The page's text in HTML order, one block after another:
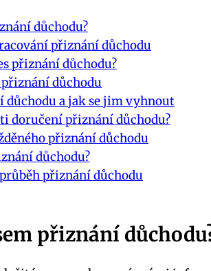
důchodu?
přiznání důchodu
přiznání důchodu?
důchodu
důchodu a jak se jim vyhnout
doručení přiznání důchodu?
přiznání důchodu
důchodu?
přiznání důchodu
přiznání